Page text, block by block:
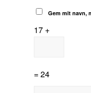
Gem mit navn,
17 +
= 24